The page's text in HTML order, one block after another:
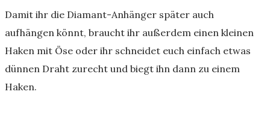
Damit ihr die Diamant-Anhänger später auch
aufhängen könnt, braucht ihr außerdem einen kleinen
Haken mit Öse oder ihr schneidet euch einfach etwas
dünnen Draht zurecht und biegt ihn dann zu einem
Haken.